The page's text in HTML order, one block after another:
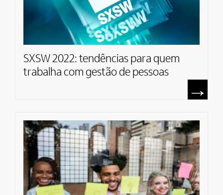
SXSW 2022: tendências para quem
trabalha com gestão de pessoas